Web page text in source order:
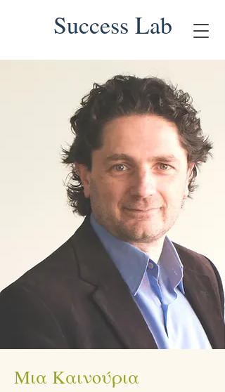
Success Lab
Μια Καινούρια